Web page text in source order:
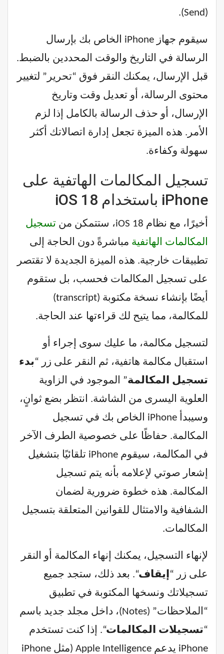
(Send).
سيقوم جهاز iPhone الخاص بك بإرسال
الرسالة في التاريخ والوقت المحددين بالضبط.
قبل الإرسال، يمكنك النقر فوق “تحرير” لتغيير
محتوى الرسالة، أو تعديل وقت وتاريخ
الإرسال، أو حذف الرسالة بالكامل إذا لزم
الأمر. هذه الميزة تجعل إدارة اتصالاتك أكثر
سهولة وكفاءة.
تسجيل المكالمات الهاتفية على
iPhone باستخدام iOS 18
أخيرًا، مع نظام iOS 18، ستتمكن من
تسجيل
المكالمات الهاتفية مباشرةً دون الحاجة إلى
تطبيقات خارجية. هذه الميزة الجديدة لا تقتصر
على تسجيل المكالمات فحسب، بل ستقوم
أيضًا بإنشاء نسخة مكتوبة (transcript)
للمكالمة، مما يتيح لك قراءتها عند الحاجة.
لتسجيل مكالمة، ما عليك سوى إجراء أو
استقبال مكالمة هاتفية، ثم النقر على زر “بدء
تسجيل المكالمة” الموجود في الزاوية
العلوية اليسرى من الشاشة. انتظر بضع ثوانٍ،
وسيبدأ iPhone الخاص بك في تسجيل
المكالمة. حفاظًا على خصوصية الطرف الآخر
في المكالمة، سيقوم iPhone تلقائيًا بتشغيل
إشعار صوتي لإعلامه بأنه يتم تسجيل
المكالمة. هذه خطوة ضرورية لضمان
الشفافية والامتثال للقوانين المتعلقة بتسجيل
المكالمات.
لإنهاء التسجيل، يمكنك إنهاء المكالمة أو النقر
على زر “ إيقاف“. بعد ذلك، ستجد جميع
تسجيلاتك ونسخها المكتوبة في تطبيق
“الملاحظات” (Notes)، داخل مجلد جديد باسم
“تسجيلات المكالمات“. إذا كنت تستخدم
iPhone يدعم Apple Intelligence (مثل iPhone